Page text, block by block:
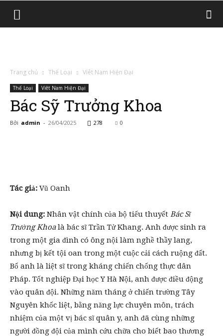
Trang chủ Thể Loại Viêt Nam Hiện Đại
Thể Loại Viêt Nam Hiện Đại
Bác Sỹ Trưởng Khoa
Bởi admin - 26/04/2025 278 0
Tác giả: Vũ Oanh
Nội dung: Nhân vật chính của bộ tiểu thuyết Bác Sĩ
Trưởng Khoalà bác sĩ Trần Tử Khang. Anh được sinh ra
trong một gia đình có ông nội làm nghề thầy lang,
nhưng bị kết tội oan trong một cuộc cải cách ruộng đất.
Bố anh là liệt sĩ trong kháng chiến chống thực dân
Pháp. Tốt nghiệp Đại học Y Hà Nội, anh được điều động
vào quân đội. Những năm tháng ở chiến trường Tây
Nguyên khốc liệt, bằng năng lực chuyên môn, trách
nhiệm của một vị bác sĩ quân y, anh đã cùng những
người đồng đội của mình cứu chữa cho biết bao thương